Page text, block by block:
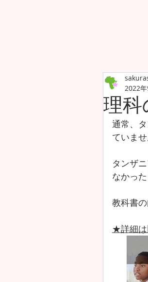
理科
2022
通常、
ていませ
タンザ
なかっ
教科書
★詳細は